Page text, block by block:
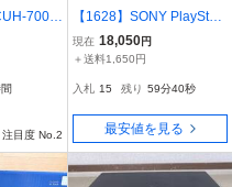
7000
PS4
ン4 プ
注目度 No.2
【1628】SONY PlayStati
on4 Pro PS4 CUH-7200B
F.W. 1TB グレイシャーホ
現在 18,050円
＋送料1,650円
入札 15 残り 59分39秒
最安値を見る